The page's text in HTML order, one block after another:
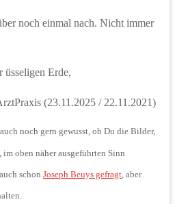
noch einmal nach. Nicht immer
Erde,
(23.11.2025 / 22.11.2021)
noch gern gewusst, ob Du die Bilder,
oben näher ausgeführten Sinn
schon Joseph Beuys gefragt , aber